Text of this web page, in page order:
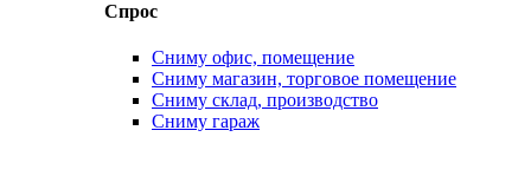
Спрос
Сниму офис, помещение
Сниму магазин, торговое помещение
Сниму склад, производство
Сниму гараж